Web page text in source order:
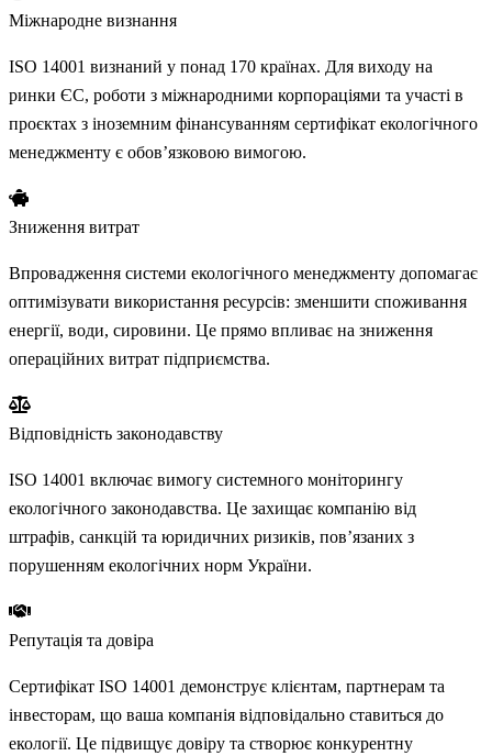
Міжнародне визнання
ISO 14001 визнаний у понад 170 країнах. Для виходу на
ринки ЄС, роботи з міжнародними корпораціями та участі в
проєктах з іноземним фінансуванням сертифікат екологічного
менеджменту є обов’язковою вимогою.
Зниження витрат
Впровадження системи екологічного менеджменту допомагає
оптимізувати використання ресурсів: зменшити споживання
енергії, води, сировини. Це прямо впливає на зниження
операційних витрат підприємства.
Відповідність законодавству
ISO 14001 включає вимогу системного моніторингу
екологічного законодавства. Це захищає компанію від
штрафів, санкцій та юридичних ризиків, пов’язаних з
порушенням екологічних норм України.
Репутація та довіра
Сертифікат ISO 14001 демонструє клієнтам, партнерам та
інвесторам, що ваша компанія відповідально ставиться до
екології. Це підвищує довіру та створює конкурентну